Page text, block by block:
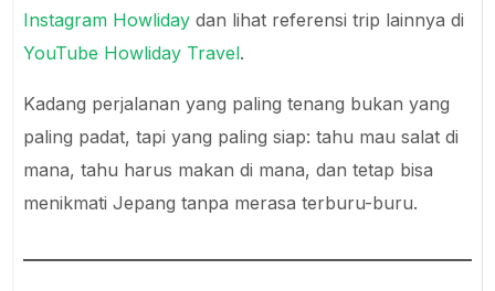
Instagram Howliday dan lihat referensi trip lainnya di
YouTube Howliday Travel.
Kadang perjalanan yang paling tenang bukan yang
paling padat, tapi yang paling siap: tahu mau salat di
mana, tahu harus makan di mana, dan tetap bisa
menikmati Jepang tanpa merasa terburu-buru.